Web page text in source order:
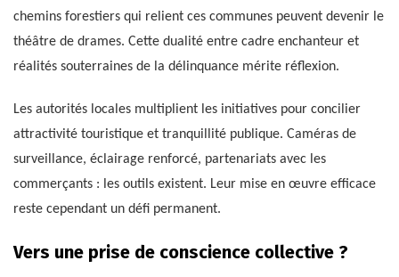
chemins forestiers qui relient ces communes peuvent devenir le
théâtre de drames. Cette dualité entre cadre enchanteur et
réalités souterraines de la délinquance mérite réflexion.
Les autorités locales multiplient les initiatives pour concilier
attractivité touristique et tranquillité publique. Caméras de
surveillance, éclairage renforcé, partenariats avec les
commerçants : les outils existent. Leur mise en œuvre efficace
reste cependant un défi permanent.
Vers une prise de conscience collective ?